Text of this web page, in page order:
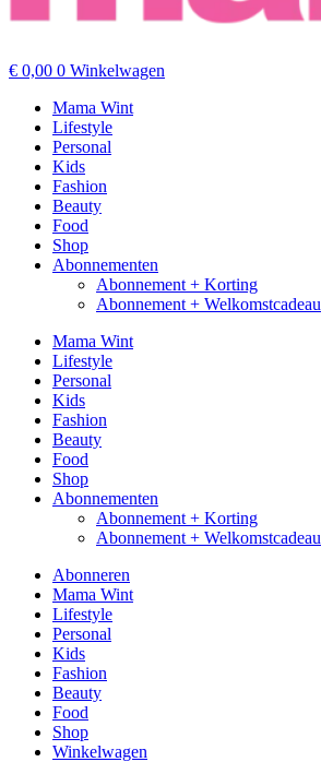
€ 0,00 0 Winkelwagen
Mama Wint
Lifestyle
Personal
Kids
Fashion
Beauty
Food
Shop
Abonnementen
Abonnement + Korting
Abonnement + Welkomstcadeau
Mama Wint
Lifestyle
Personal
Kids
Fashion
Beauty
Food
Shop
Abonnementen
Abonnement + Korting
Abonnement + Welkomstcadeau
Abonneren
Mama Wint
Lifestyle
Personal
Kids
Fashion
Beauty
Food
Shop
Winkelwagen